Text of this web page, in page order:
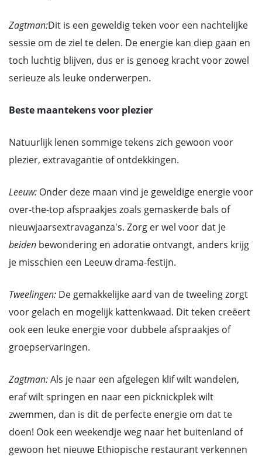
Zagtman:Dit is een geweldig teken voor een nachtelijke
sessie om de ziel te delen. De energie kan diep gaan en
toch luchtig blijven, dus er is genoeg kracht voor zowel
serieuze als leuke onderwerpen.
Beste maantekens voor plezier
Natuurlijk lenen sommige tekens zich gewoon voor
plezier, extravagantie of ontdekkingen.
Leeuw: Onder deze maan vind je geweldige energie voor
over-the-top afspraakjes zoals gemaskerde bals of
nieuwjaarsextravaganza's. Zorg er wel voor dat je
beiden bewondering en adoratie ontvangt, anders krijg
je misschien een Leeuw drama-festijn.
Tweelingen: De gemakkelijke aard van de tweeling zorgt
voor gelach en mogelijk kattenkwaad. Dit teken creëert
ook een leuke energie voor dubbele afspraakjes of
groepservaringen.
Zagtman:Als je naar een afgelegen klif wilt wandelen,
eraf wilt springen en naar een picknickplek wilt
zwemmen, dan is dit de perfecte energie om dat te
doen! Ook een weekendje weg naar het buitenland of
gewoon het nieuwe Ethiopische restaurant verkennen